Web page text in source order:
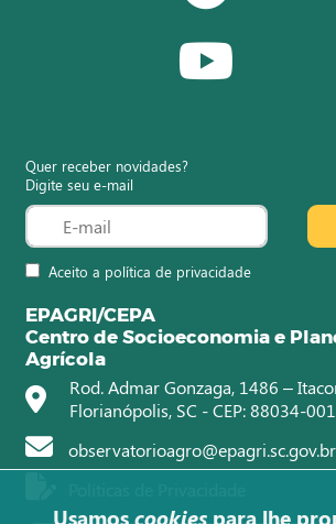
Quer receber novidades?
Digite seu e-mail
Aceito a política de privacidade
EPAGRI/CEPA
Centro de Socioeconomia e
Agrícola
Rod. Admar Gonzaga, 1486 –
Florianópolis, SC - CEP: 88034-001
observatorioagro@epagri.sc.gov.br
Usamos cookies para lhe